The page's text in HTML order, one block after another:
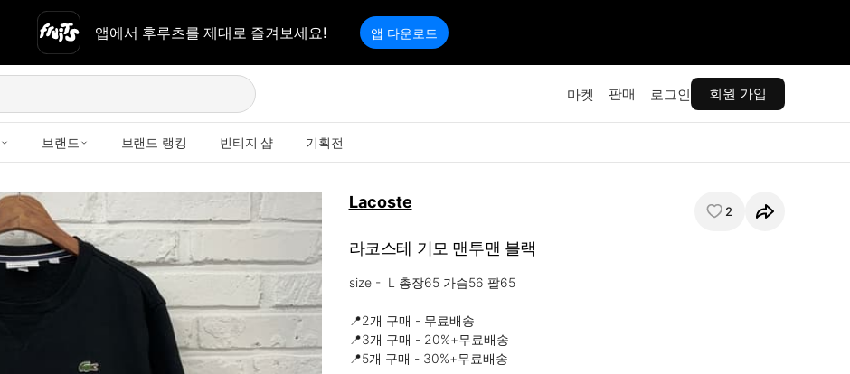
앱에서 후루츠를 제대로 즐겨보세요! 앱 다운로드
마켓 판매 로그인 회원 가입
브랜드 브랜드 랭킹 빈티지 샵 기획전
Lacoste 2
라코스테 기모 맨투맨 블랙
size -  L 총장65 가슴56 팔65
📍2개 구매 - 무료배송
📍3개 구매 - 20%+무료배송
📍5개 구매 - 30%+무료배송